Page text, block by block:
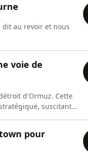
dit au revoir et nous
voie de
d'Ormuz. Cette
suscitant
pour